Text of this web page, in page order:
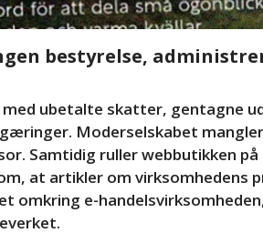
bestyrelse,
med ubetalte skatter, gentagne
Moderselskabet
Samtidig ruller webbutikken
at artikler om virksomhedens
omkring e-